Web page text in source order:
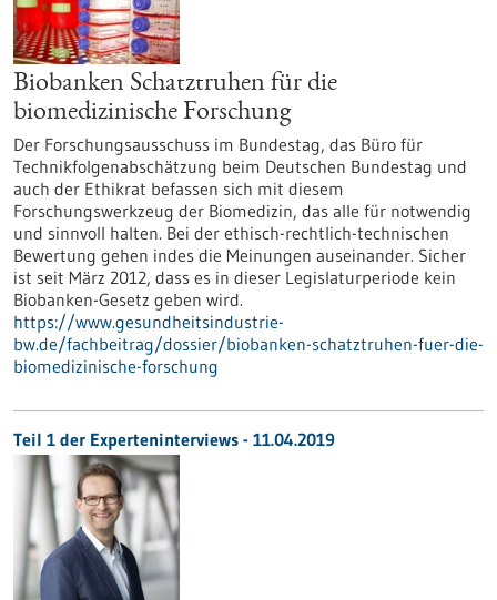
Biobanken Schatztruhen für die
biomedizinische Forschung
Der Forschungsausschuss im Bundestag, das Büro für
Technikfolgenabschätzung beim Deutschen Bundestag und
auch der Ethikrat befassen sich mit diesem
Forschungswerkzeug der Biomedizin, das alle für notwendig
und sinnvoll halten. Bei der ethisch-rechtlich-technischen
Bewertung gehen indes die Meinungen auseinander. Sicher
ist seit März 2012, dass es in dieser Legislaturperiode kein
Biobanken-Gesetz geben wird.
https://www.gesundheitsindustrie-
bw.de/fachbeitrag/dossier/biobanken-schatztruhen-fuer-die-
biomedizinische-forschung
Teil 1 der Experteninterviews - 11.04.2019